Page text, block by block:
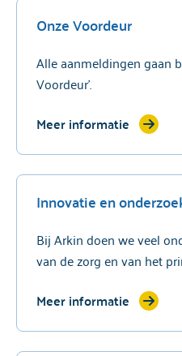
Onze Voordeur
Alle aanmeldingen gaan
Voordeur’.
Meer informatie
Innovatie en
Bij Arkin doen we veel
van de zorg en van het
Meer informatie